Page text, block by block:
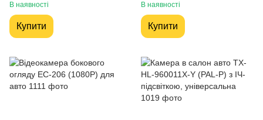
В наявності
Купити
В наявності
Купити